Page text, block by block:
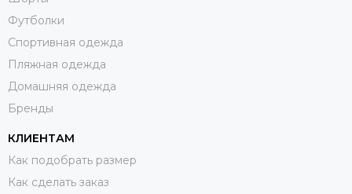
Футболки
Спортивная одежда
Пляжная одежда
Домашняя одежда
Бренды
КЛИЕНТАМ
Как подобрать размер
Как сделать заказ